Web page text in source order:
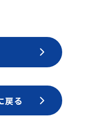
戻る